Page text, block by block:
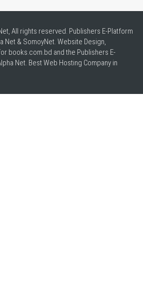
All rights reserved. Publishers E-Platform
Net & SomoyNet. Website Design,
books.com.bd and the Publishers E-
Net. BestWeb Hosting Company in